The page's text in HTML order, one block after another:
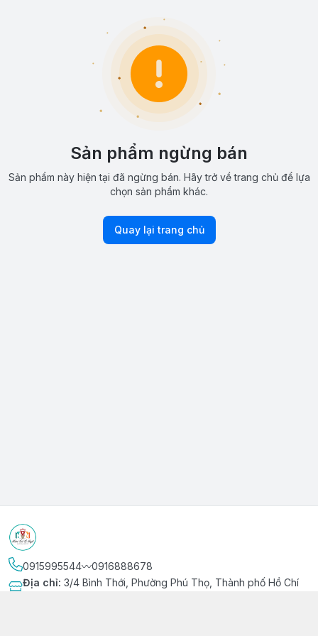
Sản phẩm ngừng bán
Sản phẩm này hiện tại đã ngừng bán. Hãy trở về trang chủ để lựa
chọn sản phẩm khác.
Quay lại trang chủ
0915995544〰️0916888678
Địa chỉ: 3/4 Bình Thới, Phường Phú Thọ, Thành phố Hồ Chí